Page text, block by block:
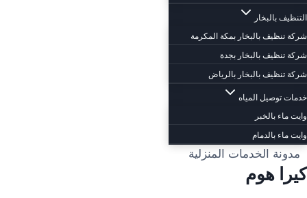
التنظيف بالبخار
شركة تنظيف بالبخار بمكة المكرمة
شركة تنظيف بالبخار بجدة
شركة تنظيف بالبخار بالرياض
خدمات توصيل المياه
وايت ماء بالخبر
وايت ماء بالدمام
مدونة الخدمات المنزلية
كيرا هوم